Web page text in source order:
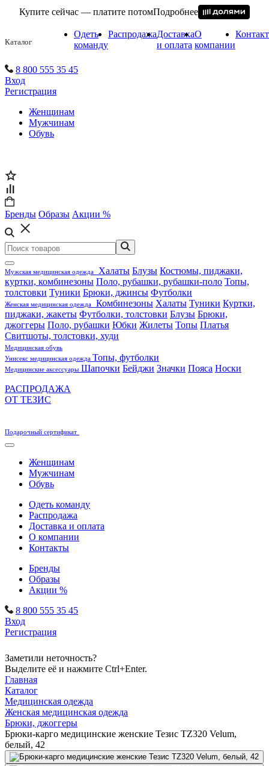
Купите сейчас — платите потомПодробнее
Каталог
Одеть
команду
РаспродажаДоставка
и оплата
О
компании
8 800 555 35 45
Вход
Регистрация
Женщинам
Мужчинам
Обувь
Бренды Образы Акции %
Мужская медицинская одежда Халаты Блузы Костюмы, пиджаки,
куртки, комбинезоны Поло, рубашки, рубашки-поло Топы,
толстовки Туники Брюки, джинсы Футболки
Женская медицинская одежда Комбинезоны Халаты Туники Куртки,
пиджаки, жакеты Футболки, толстовки Блузы Брюки,
джоггеры Поло, рубашки Юбки Жилеты Топы Платья
Свитшоты, толстовки, худи
Медицинская обувь
Унисекс медицинская одежда Топы, футболки
Медицинские аксессуары Шапочки Бейджи Значки Пояса Носки
РАСПРОДАЖА
ОТ ТЕЗИС
Подарочный сертификат
Женщинам
Мужчинам
Обувь
Одеть команду
Распродажа
Доставка и оплата
О компании
Контакты
Бренды
Образы
Акции %
8 800 555 35 45
Вход
Регистрация
Заметили неточность?
Выделите её и нажмите Ctrl+Enter.
Главная
Каталог
Медицинская одежда
Женская медицинская одежда
Брюки, джоггеры
Брюки-карго медицинские женские Тезис TZ320 Velum,
белый, 42